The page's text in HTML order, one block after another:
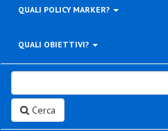
QUALI POLICY MARKER?
QUALI OBIETTIVI?
Cerca